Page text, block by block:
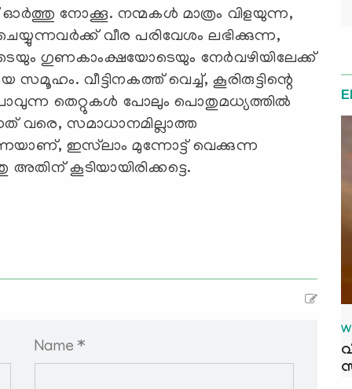
നോക്കൂ. നന്മകള്‍ മാത്രം വിളയുന്ന,
വീര പരിവേശം ലഭിക്കുന്ന,
ഗുണകാംക്ഷയോടെയും നേര്‍വഴിയിലേക്ക്
സമൂഹം. വീട്ടിനകത്ത് വെച്ച്, കൂരിരുട്ടിന്റെ
തെറ്റുകള്‍ പോലും പൊതുമധ്യത്തില്‍
വരെ, സമാധാനമില്ലാത്ത
ഇസ്‍ലാം മുന്നോട്ട് വെക്കുന്ന
കൂടിയായിരിക്കട്ടെ.
Name *